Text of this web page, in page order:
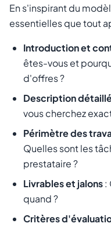
En s'inspirant du
essentielles que tout
Introduction et
êtes-vous et
d'offres ?
Description
vous cherchez
Périmètre des
Quelles sont les
prestataire ?
Livrables et jalons:
quand ?
Critères